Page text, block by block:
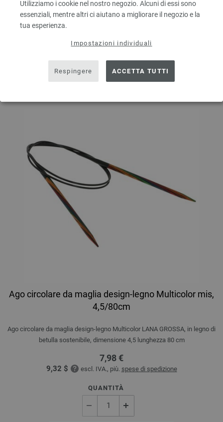
Utilizziamo i cookie nel nostro negozio. Alcuni di essi sono
essenziali, mentre altri ci aiutano a migliorare il negozio e la
tua esperienza.
Impostazioni individuali
Respingere ACCETTA TUTTI
Aggiungere alla lista dei desideri
Ago circolare da maglia design-legno Multicolor mis,
4,5/80cm
Ago circolare da maglia design-legno Multicolor LANA GROSSA, in legno di
betulla sostenibile, dimensione 4,5 lunghezza 80 cm
7,98 €
9,32 $ escl. IVA., più. spese di spedizione
QUANTITÀ